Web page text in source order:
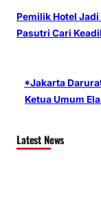
Pemilik Hotel
Pasutri Cari
*Jakarta
Ketua Umum
Latest News